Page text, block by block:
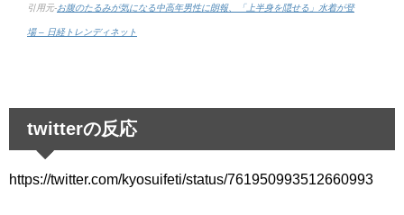
引用元-お腹のたるみが気になる中高年男性に朗報、「上半身を隠せる」水着が登
場 – 日経トレンディネット
twitterの反応
https://twitter.com/kyosuifeti/status/761950993512660993